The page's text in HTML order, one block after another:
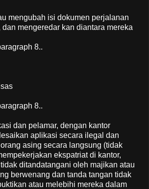
mengubah isi dokumen perjalanan
mengeredar kan diantara mereka
8..
8..
dan pelamar, dengan kantor
aplikasi secara ilegal dan
asing secara langsung (tidak
ekspatriat di kantor,
ditandatangani oleh majikan atau
berwenang dan tanda tangan tidak
atau melebihi mereka dalam